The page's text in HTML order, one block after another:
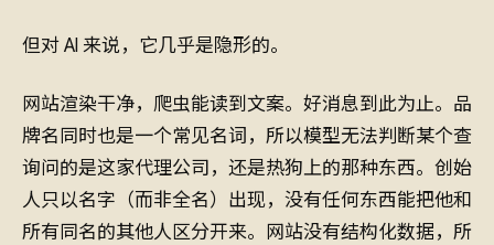
但对 AI 来说，它几乎是隐形的。
网站渲染干净，爬虫能读到文案。好消息到此为止。品
牌名同时也是一个常见名词，所以模型无法判断某个查
询问的是这家代理公司，还是热狗上的那种东西。创始
人只以名字（而非全名）出现，没有任何东西能把他和
所有同名的其他人区分开来。网站没有结构化数据，所